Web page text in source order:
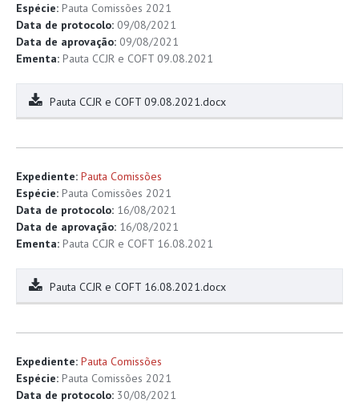
Espécie: Pauta Comissões 2021
Data de protocolo: 09/08/2021
Data de aprovação: 09/08/2021
Ementa: Pauta CCJR e COFT 09.08.2021
Pauta CCJR e COFT 09.08.2021.docx
Expediente: Pauta Comissões
Espécie: Pauta Comissões 2021
Data de protocolo: 16/08/2021
Data de aprovação: 16/08/2021
Ementa: Pauta CCJR e COFT 16.08.2021
Pauta CCJR e COFT 16.08.2021.docx
Expediente: Pauta Comissões
Espécie: Pauta Comissões 2021
Data de protocolo: 30/08/2021